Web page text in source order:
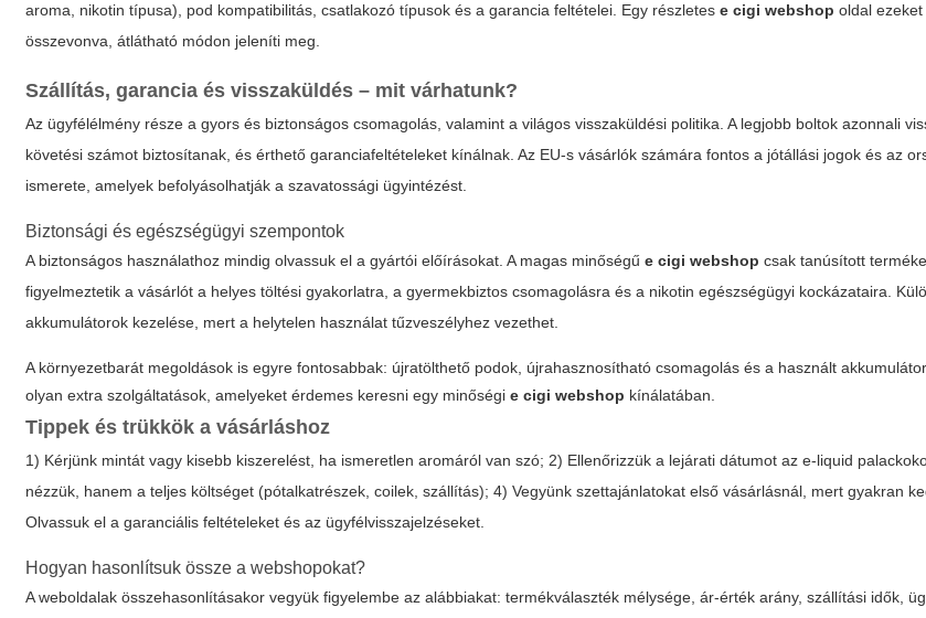
aroma, nikotin típusa), pod kompatibilitás, csatlakozó típusok és a garancia feltételei. Egy részletese cigi webshop oldal
összevonva, átlátható módon jeleníti meg.
Szállítás, garancia és visszaküldés – mit várhatunk?
Az ügyfélélmény része a gyors és biztonságos csomagolás, valamint a világos visszaküldési politika. A legjobb boltok azonnali
követési számot biztosítanak, és érthető garanciafeltételeket kínálnak. Az EU-s vásárlók számára fontos a jótállási jogok és az
ismerete, amelyek befolyásolhatják a szavatossági ügyintézést.
Biztonsági és egészségügyi szempontok
A biztonságos használathoz mindig olvassuk el a gyártói előírásokat. A magas minőségűe cigi webshop csak tanúsított
figyelmeztetik a vásárlót a helyes töltési gyakorlatra, a gyermekbiztos csomagolásra és a nikotin egészségügyi kockázataira.
akkumulátorok kezelése, mert a helytelen használat tűzveszélyhez vezethet.
A környezetbarát megoldások is egyre fontosabbak: újratölthető podok, újrahasznosítható csomagolás és a használt
olyan extra szolgáltatások, amelyeket érdemes keresni egy minőségie cigi webshop kínálatában.
Tippek és trükkök a vásárláshoz
1) Kérjünk mintát vagy kisebb kiszerelést, ha ismeretlen aromáról van szó; 2) Ellenőrizzük a lejárati dátumot az e-liquid
nézzük, hanem a teljes költséget (pótalkatrészek, coilek, szállítás); 4) Vegyünk szettajánlatokat első vásárlásnál, mert gyakran
Olvassuk el a garanciális feltételeket és az ügyfélvisszajelzéseket.
Hogyan hasonlítsuk össze a webshopokat?
A weboldalak összehasonlításakor vegyük figyelembe az alábbiakat: termékválaszték mélysége, ár-érték arány, szállítási idők,